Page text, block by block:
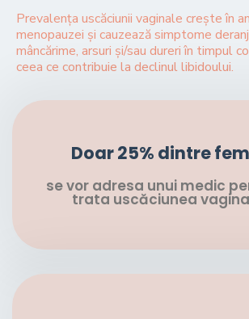
Prevalența uscăciunii vaginale crește în
menopauzei și cauzează simptome
mâncărime, arsuri și/sau dureri în timpul
ceea ce contribuie la declinul libidoului.
Doar 25% dintre
se vor adresa unui medic
trata uscăciunea